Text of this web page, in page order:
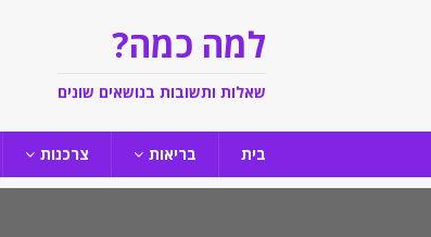
למה כמה?
שאלות ותשובות בנושאים שונים
בית בריאות צרכנות